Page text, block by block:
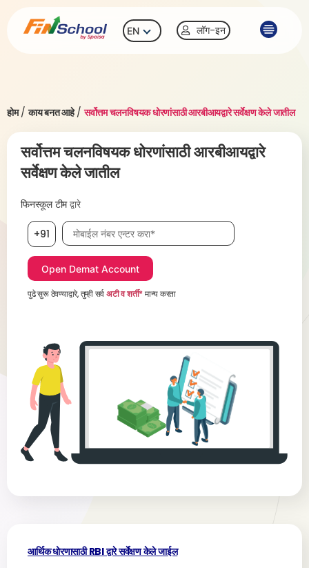
EN लॉग-इन
होम/काय बनत आहे/सर्वोत्तम चलनविषयक धोरणांसाठी आरबीआयद्वारे सर्वेक्षण केले जातील
सर्वोत्तम चलनविषयक धोरणांसाठी आरबीआयद्वारे
सर्वेक्षण केले जातील
फिनस्कूल टीमद्वारे
+91 मोबाईल नंबर, आवश्यक
पुढे सुरू ठेवण्याद्वारे, तुम्ही सर्वअटी व शर्ती*मान्य करता
आर्थिक धोरणासाठी RBI द्वारे सर्वेक्षण केले जाईल